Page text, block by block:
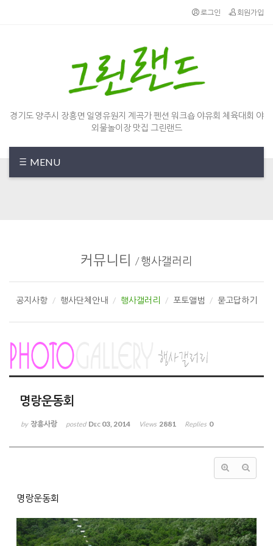
로그인 회원가입
경기도 양주시 장흥면 일영유원지 계곡가 펜션 워크숍 야유회 체육대회 야
외물놀이장 맛집 그린랜드
MENU
커뮤니티 /행사갤러리
공지사항 행사단체안내 행사갤러리 포토앨범 묻고답하기
명랑운동회
by 장흥사랑 posted Dec 03, 2014 Views 2881 Replies 0
명랑운동회